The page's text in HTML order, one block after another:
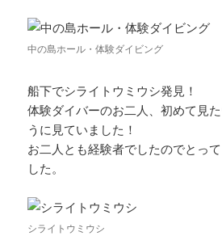
中の島ホール・体験ダイビング
船下でシライトウミウシ発見！
体験ダイバーのお二人、初めて見
うに見ていました！
お二人とも経験者でしたのでとっ
した。
シライトウミウシ